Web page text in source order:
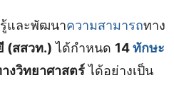
รู้และพัฒนาความสามารถทาง
(สสวท.) ได้กำหนด 14ทักษะ
งวิทยาศาสตร์ได้อย่างเป็น